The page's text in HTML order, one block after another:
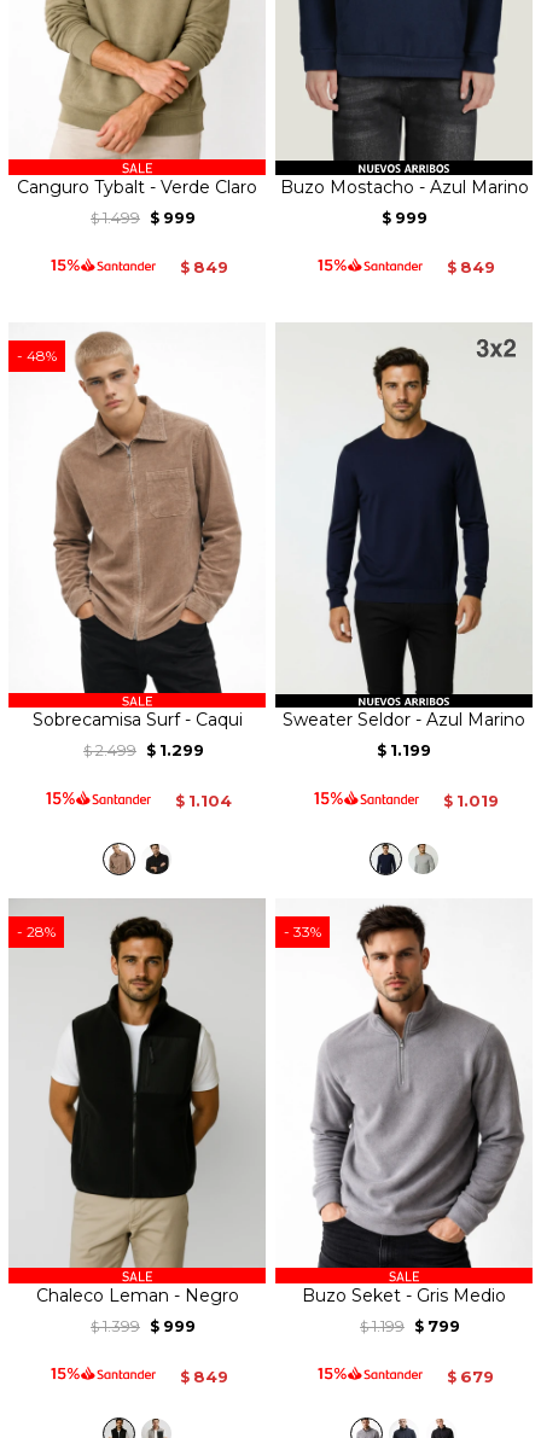
Canguro Tybalt - Verde Claro
$ 1.499 $ 999
$ 849
Buzo Mostacho - Azul Marino
$ 999
$ 849
48
Sobrecamisa Surf - Caqui
$ 2.499 $ 1.299
$ 1.104
Sweater Seldor - Azul Marino
$ 1.199
$ 1.019
28
Chaleco Leman - Negro
$ 1.399 $ 999
$ 849
33
Buzo Seket - Gris Medio
$ 1.199 $ 799
$ 679